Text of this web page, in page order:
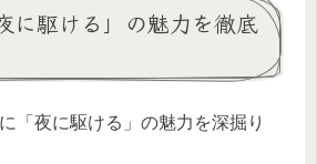
に駆ける」の魅力を徹底
「夜に駆ける」の魅力を深掘り